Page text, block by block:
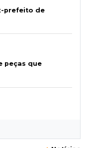
prefeito de
peças que